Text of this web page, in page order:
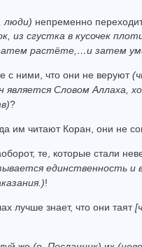
люди) непременно
из сгустка в кусочек
растёте,…и затем
с ними, что они не веруют
является Словом Аллаха,
?
им читают Коран, они не
те, которые стали
единственность и
!
лучше знает, что они таят